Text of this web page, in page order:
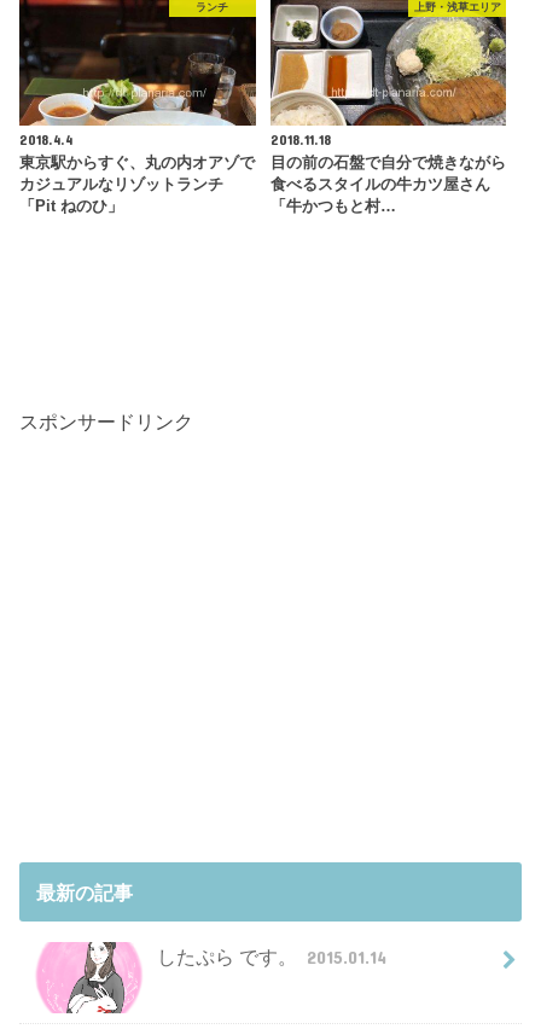
ランチ
2018.4.4
東京駅からすぐ、丸の内オアゾで
カジュアルなリゾットランチ
「Pit ねのひ」
上野・浅草エリア
2018.11.18
目の前の石盤で自分で焼きながら
食べるスタイルの牛カツ屋さん
「牛かつもと村…
スポンサードリンク
最新の記事
したぷら です。 2015.01.14